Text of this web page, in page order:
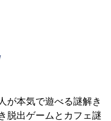
が本気で遊べる謎解き
脱出ゲームとカフェ謎